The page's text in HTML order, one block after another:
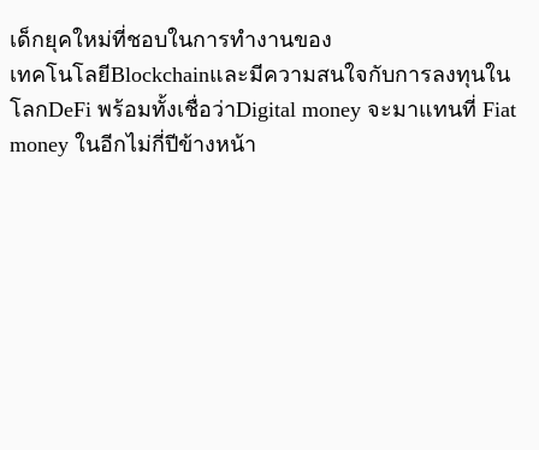
เด็กยุคใหม่ที่ชอบในการทำงานของ
เทคโนโลยีBlockchainและมีความสนใจกับการลงทุนใน
โลกDeFi พร้อมทั้งเชื่อว่าDigital money จะมาแทนที่ Fiat
money ในอีกไม่กี่ปีข้างหน้า